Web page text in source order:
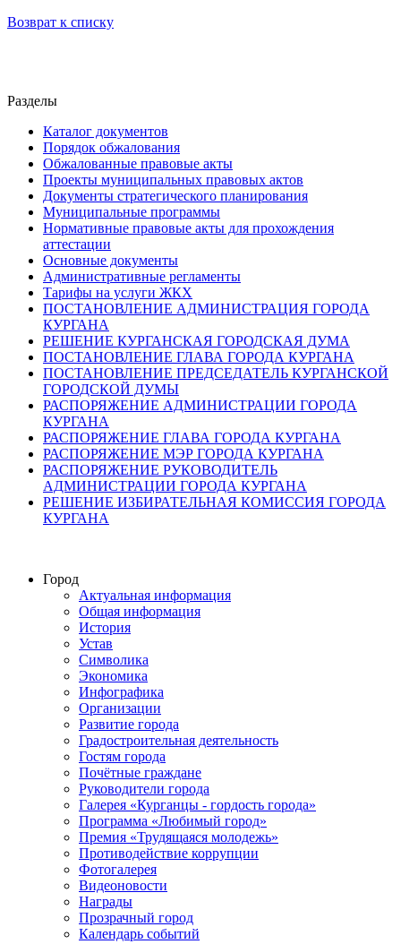
Возврат к списку
Разделы
Каталог документов
Порядок обжалования
Обжалованные правовые акты
Проекты муниципальных правовых актов
Документы стратегического планирования
Муниципальные программы
Нормативные правовые акты для прохождения
аттестации
Основные документы
Административные регламенты
Тарифы на услуги ЖКХ
ПОСТАНОВЛЕНИЕ АДМИНИСТРАЦИЯ ГОРОДА
КУРГАНА
РЕШЕНИЕ КУРГАНСКАЯ ГОРОДСКАЯ ДУМА
ПОСТАНОВЛЕНИЕ ГЛАВА ГОРОДА КУРГАНА
ПОСТАНОВЛЕНИЕ ПРЕДСЕДАТЕЛЬ КУРГАНСКОЙ
ГОРОДСКОЙ ДУМЫ
РАСПОРЯЖЕНИЕ АДМИНИСТРАЦИИ ГОРОДА
КУРГАНА
РАСПОРЯЖЕНИЕ ГЛАВА ГОРОДА КУРГАНА
РАСПОРЯЖЕНИЕ МЭР ГОРОДА КУРГАНА
РАСПОРЯЖЕНИЕ РУКОВОДИТЕЛЬ
АДМИНИСТРАЦИИ ГОРОДА КУРГАНА
РЕШЕНИЕ ИЗБИРАТЕЛЬНАЯ КОМИССИЯ ГОРОДА
КУРГАНА
Город
Актуальная информация
Общая информация
История
Устав
Символика
Экономика
Инфографика
Организации
Развитие города
Градостроительная деятельность
Гостям города
Почётные граждане
Руководители города
Галерея «Курганцы - гордость города»
Программа «Любимый город»
Премия «Трудящаяся молодежь»
Противодействие коррупции
Фотогалерея
Видеоновости
Награды
Прозрачный город
Календарь событий